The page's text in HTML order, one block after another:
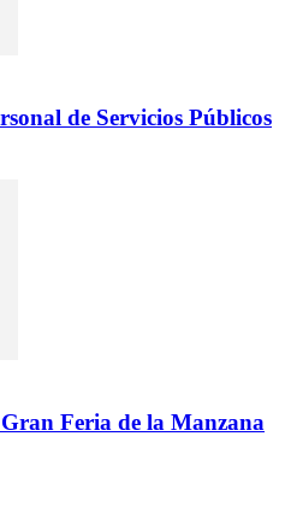
de Servicios Públicos
Feria de la Manzana